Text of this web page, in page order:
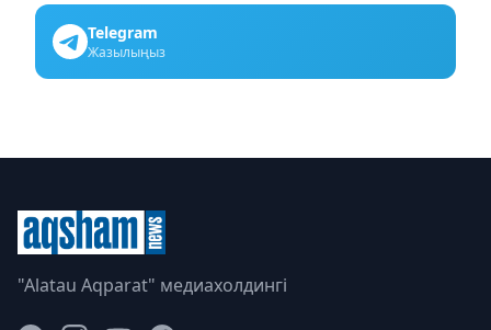
Telegram
Жазылыңыз
"Alatau Aqparat" медиахолдингі